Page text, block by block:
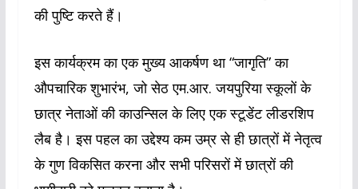
की पुष्टि करते हैं।
इस कार्यक्रम का एक मुख्य आकर्षण था “जागृति” का
औपचारिक शुभारंभ, जो सेठ एम.आर. जयपुरिया स्कूलों के
छात्र नेताओं की काउन्सिल के लिए एक स्टूडेंट लीडरशिप
लैब है। इस पहल का उद्देश्य कम उम्र से ही छात्रों में नेतृत्व
के गुण विकसित करना और सभी परिसरों में छात्रों की